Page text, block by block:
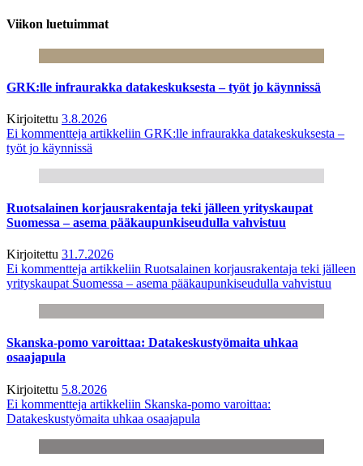
Viikon luetuimmat
GRK:lle infraurakka datakeskuksesta – työt jo käynnissä
Kirjoitettu 3.8.2026
Ei kommentteja artikkeliin GRK:lle infraurakka datakeskuksesta –
työt jo käynnissä
Ruotsalainen korjausrakentaja teki jälleen yrityskaupat
Suomessa – asema pääkaupunkiseudulla vahvistuu
Kirjoitettu 31.7.2026
Ei kommentteja artikkeliin Ruotsalainen korjausrakentaja teki jälleen
yrityskaupat Suomessa – asema pääkaupunkiseudulla vahvistuu
Skanska-pomo varoittaa: Datakeskustyömaita uhkaa
osaajapula
Kirjoitettu 5.8.2026
Ei kommentteja artikkeliin Skanska-pomo varoittaa:
Datakeskustyömaita uhkaa osaajapula